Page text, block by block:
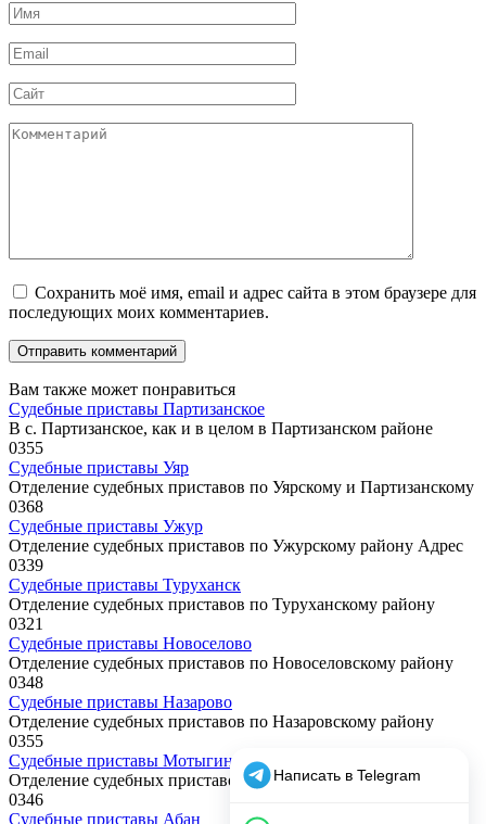
Имя
*
Email
*
Сайт
Комментарий
Сохранить моё имя, email и адрес сайта в этом браузере для
последующих моих комментариев.
Вам также может понравиться
Судебные приставы Партизанское
В с. Партизанское, как и в целом в Партизанском районе
0355
Судебные приставы Уяр
Отделение судебных приставов по Уярскому и Партизанскому
0368
Судебные приставы Ужур
Отделение судебных приставов по Ужурскому району Адрес
0339
Судебные приставы Туруханск
Отделение судебных приставов по Туруханскому району
0321
Судебные приставы Новоселово
Отделение судебных приставов по Новоселовскому району
0348
Судебные приставы Назарово
Отделение судебных приставов по Назаровскому району
0355
Судебные приставы Мотыгино
Отделение судебных приставов по Мотыгинскому району
0346
Судебные приставы Абан